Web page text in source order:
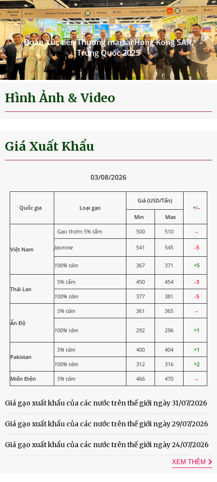
Đoàn Xúc tiến Thương mại tại Hong Kong SAR,
Trung Quốc 2025
Hình Ảnh & Video
Giá Xuất Khẩu
03/08/2026
Quốc gia Loại gạo
Giá (USD/Tấn)
+/–
Min
Max
Việt Nam
Gạo thơm 5% tấm 500 510 –
Jasmine 541 545 -5
100% tấm 367 371 +5
Thái Lan
5% tấm 450 454
-3
100% tấm
377 381 -5
Ấn Độ
5% tấm 361 365 –
100% tấm 292 296 +1
Pakistan
5% tấm 400 404
+1
100% tấm
312 316
+2
Miến Điện
5% tấm 466 470 –
Giá gạo xuất khẩu của các nước trên thế giới ngày 31/07/2026
Giá gạo xuất khẩu của các nước trên thế giới ngày 29/07/2026
Giá gạo xuất khẩu của các nước trên thế giới ngày 24/07/2026
XEM THÊM